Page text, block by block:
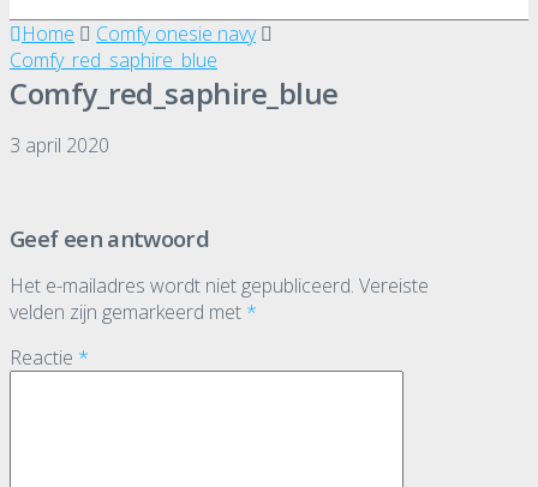
Home
Comfy onesie navy
Comfy_red_saphire_blue
Comfy_red_saphire_blue
3 april 2020
Geef een antwoord
Het e-mailadres wordt niet gepubliceerd. Vereiste
velden zijn gemarkeerd met *
Reactie *